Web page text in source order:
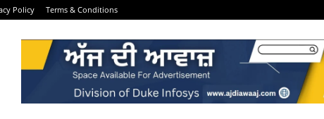
Policy Terms & Conditions